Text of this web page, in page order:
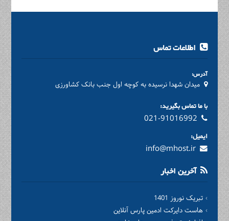
اطلاعات تماس
آدرس:
میدان شهدا نرسیده به کوچه اول جنب بانک کشاورزی
با ما تماس بگیرید:
021-91016992
ایمیل:
info@mhost.ir
آخرین اخبار
تبریک نوروز 1401
هاست دایرکت ادمین پارس آنلاین